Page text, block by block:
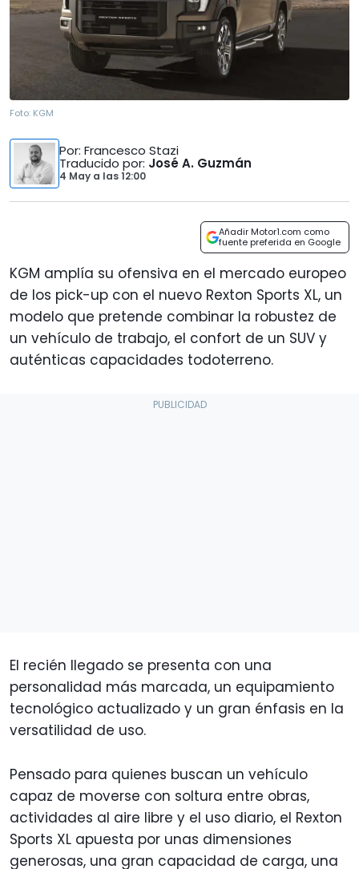
Foto: KGM
Por: Francesco Stazi
Traducido por: José A. Guzmán
4 May a las12:00
Añadir Motor1.com como
fuente preferida en Google
KGM amplía su ofensiva en el mercado europeo
de los pick-up con el nuevo Rexton Sports XL, un
modelo que pretende combinar la robustez de
un vehículo de trabajo, el confort de un SUV y
auténticas capacidades todoterreno.
El recién llegado se presenta con una
personalidad más marcada, un equipamiento
tecnológico actualizado y un gran énfasis en la
versatilidad de uso.
Pensado para quienes buscan un vehículo
capaz de moverse con soltura entre obras,
actividades al aire libre y el uso diario, el Rexton
Sports XL apuesta por unas dimensiones
generosas, una gran capacidad de carga, una